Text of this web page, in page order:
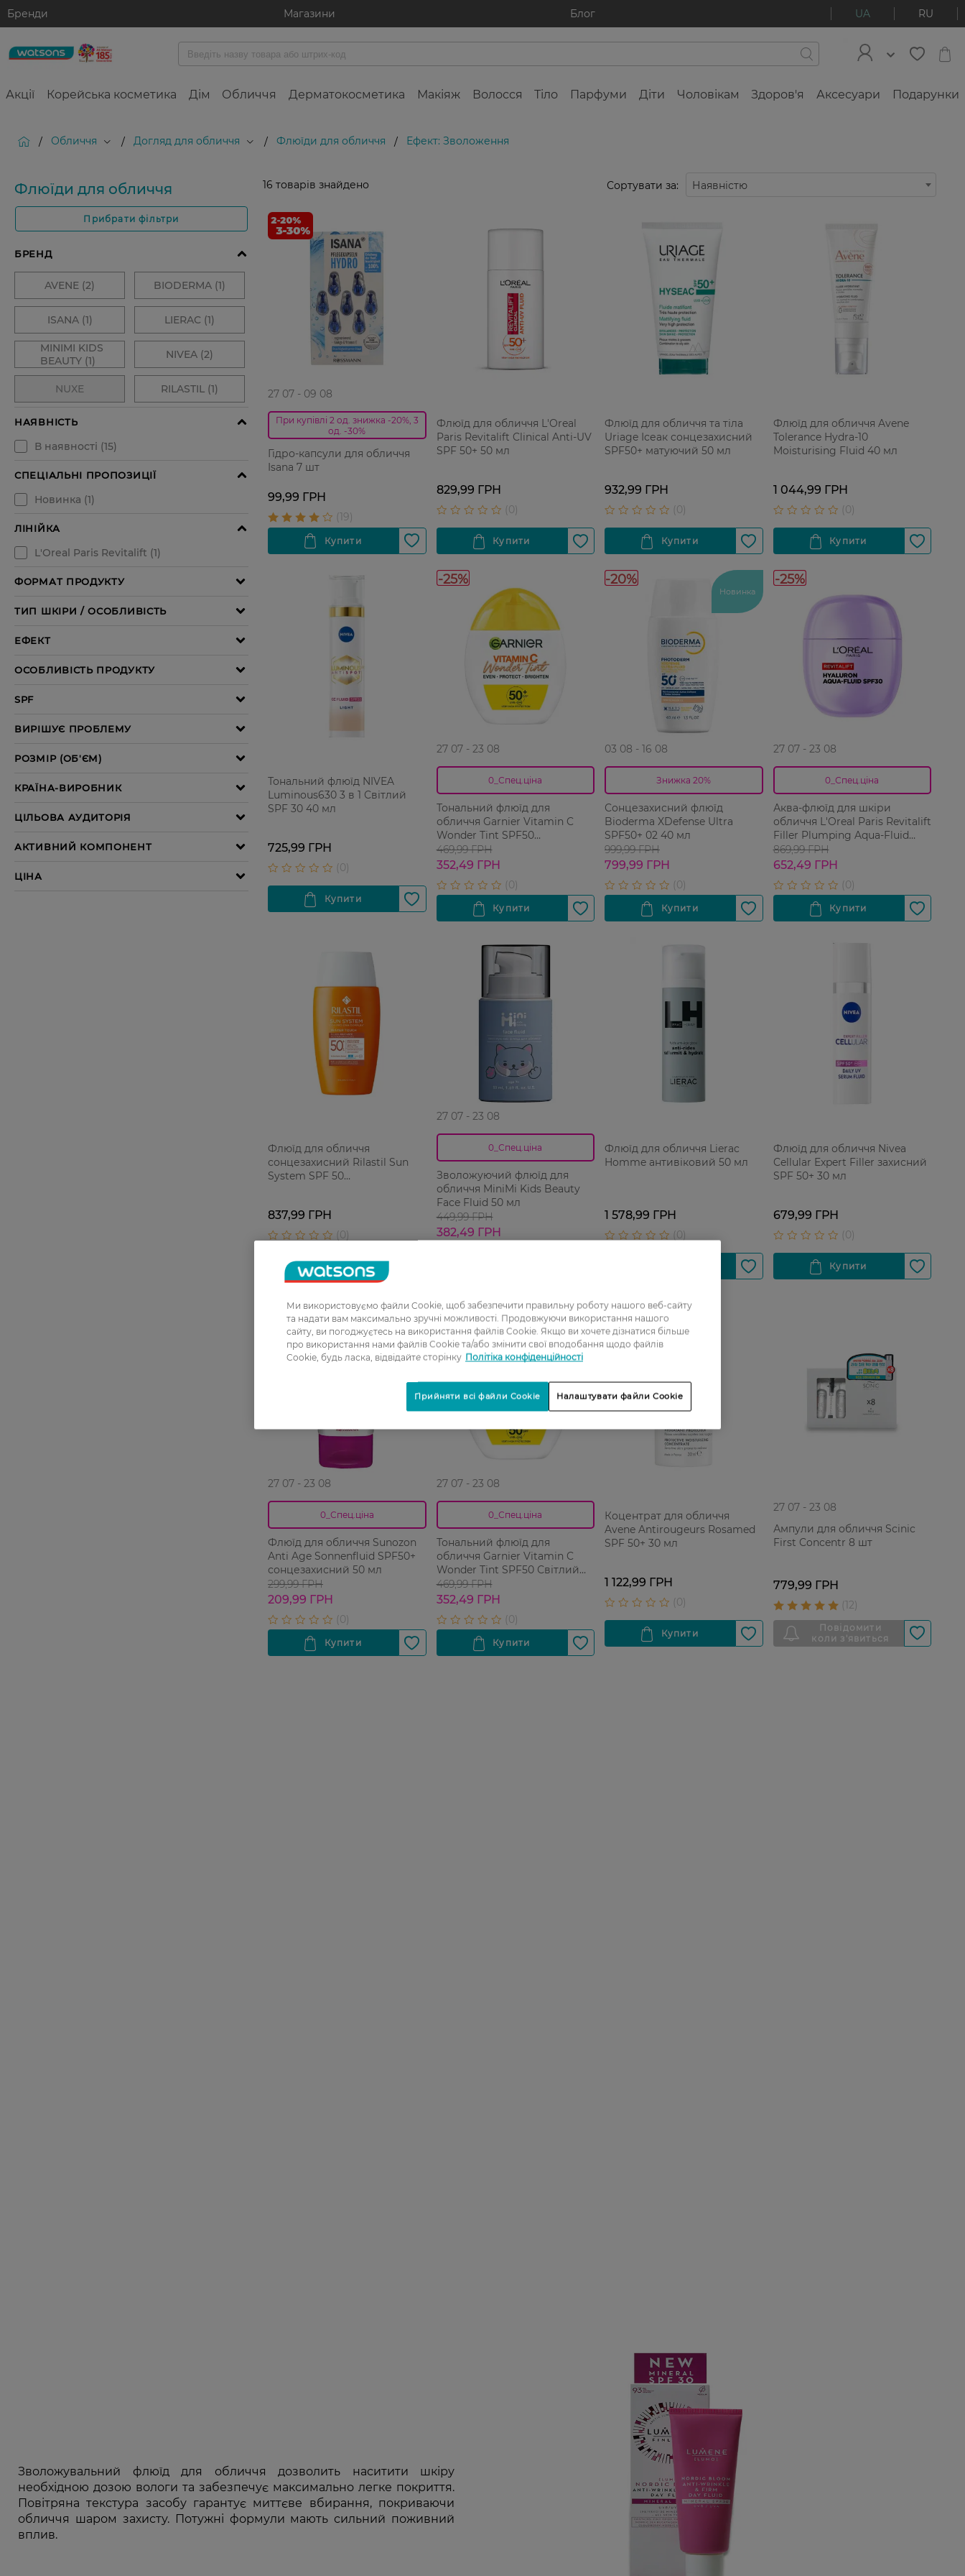
Бренди Магазини Блог UA RU
Акції Корейська косметика Дім Обличчя Дерматокосметика Макіяж Волосся Тіло Парфуми Діти Чоловікам Здоров'я Аксесуари Подарунки
/ Обличчя / Догляд для обличчя / Флюїди для обличчя / Ефект: Зволоження
Флюїди для обличчя
Прибрати фільтри
16 товарів знайдено Сортувати за: Наявністю
27 07 - 09 08
При купівлі 2 од. знижка -20%, 3
од. -30%
Гідро-капсули для обличчя
Isana 7 шт
99,99 ГРН
Флюїд для обличчя L'Oreal
Paris Revitalift Clinical Anti-UV
SPF 50+ 50 мл
829,99 ГРН
Флюїд для обличчя та тіла
Uriage Ісеак сонцезахисний
SPF50+ матуючий 50 мл
932,99 ГРН
Флюїд для обличчя Avene
Tolerance Hydra-10
Moisturising Fluid 40 мл
1 044,99 ГРН
Тональний флюїд NIVEA
Luminous630 3 в 1 Світлий
SPF 30 40 мл
725,99 ГРН
-25%
27 07 - 23 08
0_Спец.ціна
Тональний флюїд для
обличчя Garnier Vitamin C
Wonder Tint SPF50
Натуральний 40 мл
469,99 ГРН
352,49 ГРН
-20%
Новинка
03 08 - 16 08
Знижка 20%
Сонцезахисний флюїд
Bioderma XDefense Ultra
SPF50+ 02 40 мл
999,99 ГРН
799,99 ГРН
-25%
27 07 - 23 08
0_Спец.ціна
Аква-флюїд для шкіри
обличчя L'Oreal Paris Revitalift
Filler Plumping Aqua-Fluid
Moisturiser з фактором
захисту SPF30 40 мл
869,99 ГРН
652,49 ГРН
Флюїд для обличчя
сонцезахисний Rilastil Sun
System SPF 50
837,99 ГРН
27 07 - 23 08
0_Спец.ціна
Зволожуючий флюїд для
обличчя MiniMi Kids Beauty
Face Fluid 50 мл
449,99 ГРН
382,49 ГРН
Флюїд для обличчя Lierac
Homme антивіковий 50 мл
1 578,99 ГРН
Флюїд для обличчя Nivea
Cellular Expert Filler захисний
SPF 50+ 30 мл
679,99 ГРН
-30%
27 07 - 23 08
0_Спец.ціна
Флюїд для обличчя Sunozon
Anti Age Sonnenfluid SPF50+
сонцезахисний 50 мл
299,99 ГРН
209,99 ГРН
-25%
27 07 - 23 08
0_Спец.ціна
Тональний флюїд для
обличчя Garnier Vitamin C
Wonder Tint SPF50 Світлий
40 мл
469,99 ГРН
352,49 ГРН
Коцентрат для обличчя
Avene Antirougeurs Rosamed
SPF 50+ 30 мл
1 122,99 ГРН
27 07 - 23 08
Ампули для обличчя Scinic
First Concentr 8 шт
779,99 ГРН
Зволожувальний флюїд для обличчя дозволить наситити шкіру
необхідною дозою вологи та забезпечує максимально легке покриття.
Повітряна текстура засобу гарантує миттєве вбирання, покриваючи
обличчя шаром захисту. Потужні формули мають сильний поживний
вплив.
Ми використовуємо файли Cookie, щоб забезпечити правильну роботу нашого веб-сайту
та надати вам максимально зручні можливості. Продовжуючи використання нашого
сайту, ви погоджуєтесь на використання файлів Cookie. Якщо ви хочете дізнатися більше
про використання нами файлів Cookie та/або змінити свої вподобання щодо файлів
Cookie, будь ласка, відвідайте сторінку Політіка конфіденційності
Налаштувати файли Cookie
Прийняти всі файли Cookie